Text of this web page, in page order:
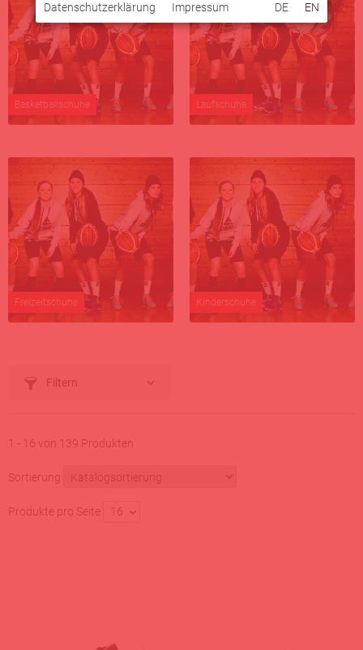
Basketballschuhe Laufschuhe
Freizeitschuhe Kinderschuhe
Filtern
1 - 16 von 139 Produkten
Sortierung
Produkte pro Seite 16
Datenschutzerklärung Impressum DE EN